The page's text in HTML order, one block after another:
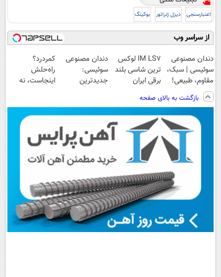
اعتبارسنجی دیزل ژنراتور بوکینگ
از سراسر وب
دندان مصنوعی
سوئیسی | سبک،
مقاوم، طبیعی!
ویزیت
رایگان+پرداخت
اقساطی😍
IM LS7 لوکس
ترین شاسی بلند
برقی ایران
دندان مصنوعی
سوئیسی:
جدیدترین
پرداخت قسطی
کمردرد؟
راه‌حلش
اینجاست، نه
بازگشت به بالای صفحه